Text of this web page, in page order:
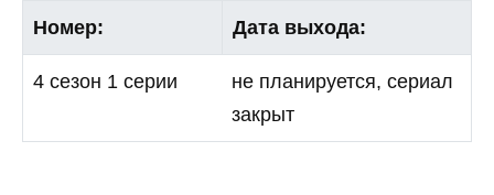
Номер: Дата выхода:
4 сезон 1 серии
не планируется, сериал
закрыт